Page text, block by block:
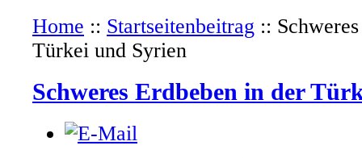
Home :: Startseitenbeitrag ::
Türkei und Syrien
Schweres Erdbeben in der